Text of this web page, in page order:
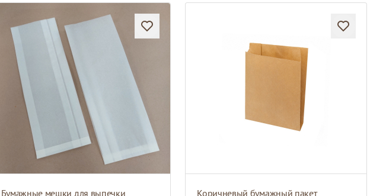
Бумажные мешки для выпечки
Коричневый бумажный пакет